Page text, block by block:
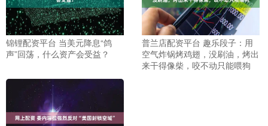
锦锂配资平台 当美元降息“鸽
声”回荡，什么资产会受益？
普兰店配资平台 趣乐段子：用
空气炸锅烤鸡翅，没刷油，烤出
来干得像柴，咬不动只能喂狗